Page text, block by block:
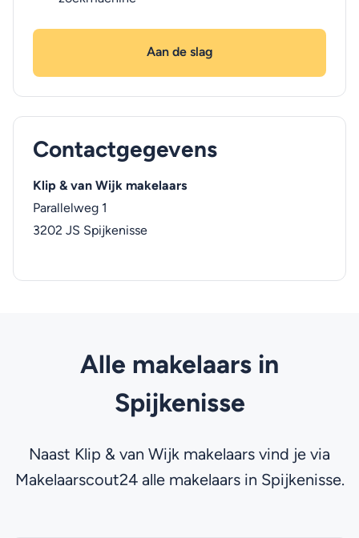
Aan de slag
Contactgegevens
Klip & van Wijk makelaars
Parallelweg 1
3202 JS Spijkenisse
Alle makelaars in
Spijkenisse
Naast Klip & van Wijk makelaars vind je via
Makelaarscout24 alle makelaars in Spijkenisse.